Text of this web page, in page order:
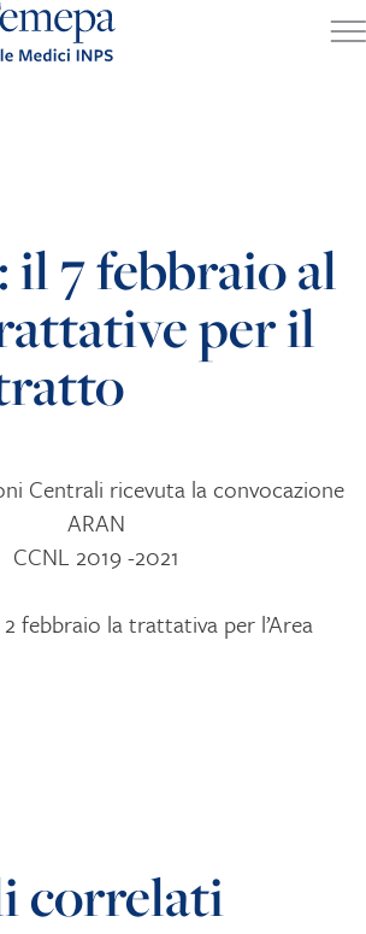
7 febbraio al
per il
Centrali ricevuta la convocazione
ARAN
CCNL 2019 -2021
febbraio la trattativa per l’Area
correlati